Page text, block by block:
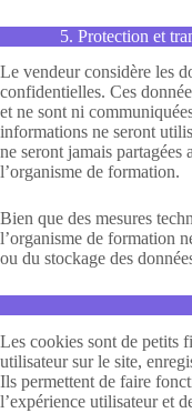
5. Protection et
Le vendeur considère les
confidentielles. Ces
et ne sont ni
informations ne seront
ne seront jamais partagées
l’organisme de formation.
Bien que des mesures
l’organisme de formation
ou du stockage des
Les cookies sont de petits
utilisateur sur le site,
Ils permettent de faire
l’expérience utilisateur et